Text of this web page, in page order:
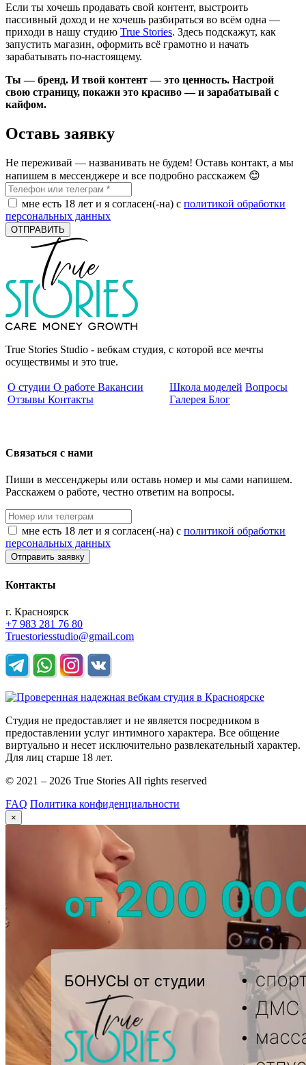
Если ты хочешь продавать свой контент, выстроить
пассивный доход и не хочешь разбираться во всём одна —
приходи в нашу студию True Stories. Здесь подскажут, как
запустить магазин, оформить всё грамотно и начать
зарабатывать по-настоящему.
Ты — бренд. И твой контент — это ценность. Настрой
свою страницу, покажи это красиво — и зарабатывай с
кайфом.
Оставь заявку
Не переживай — названивать не будем! Оставь контакт, а мы
напишем в мессенджере и все подробно расскажем 😊
мне есть 18 лет и я согласен(-на) с политикой обработки
персональных данных
ОТПРАВИТЬ
True Stories Studio - вебкам студия, с которой все мечты
осуществимы и это true.
О студии О работе Вакансии
Отзывы Контакты
Школа моделей Вопросы
Галерея Блог
Связаться с нами
Пиши в мессенджеры или оставь номер и мы сами напишем.
Расскажем о работе, честно ответим на вопросы.
мне есть 18 лет и я согласен(-на) с политикой обработки
персональных данных
Отправить заявку
Контакты
г. Красноярск
+7 983 281 76 80
Truestoriesstudio@gmail.com
Студия не предоставляет и не является посредником в
предоставлении услуг интимного характера. Все общение
виртуально и несет исключительно развлекательный характер.
Для лиц старше 18 лет.
© ️2021 – 2026 True Stories All rights reserved
FAQ Политика конфиденциальности
×